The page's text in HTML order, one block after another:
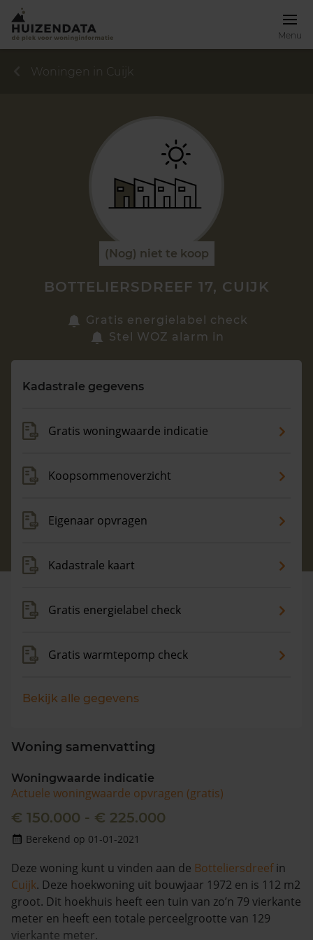
Menu
Zoek een woning
Maandag t/m vrijdag - 08:00 -18:00
Woningen in Cuijk
(Nog) niet te koop
BOTTELIERSDREEF 17, CUIJK
Gratis energielabel check
Stel WOZ alarm in
Kadastrale gegevens
Gratis woningwaarde indicatie
Koopsommenoverzicht
Eigenaar opvragen
Kadastrale kaart
Gratis energielabel check
Gratis warmtepomp check
Bekijk alle gegevens
Woning samenvatting
Woningwaarde indicatie
Actuele woningwaarde opvragen (gratis)
€ 150.000 - € 225.000
Berekend op 01-01-2021
Deze woning kunt u vinden aan de Botteliersdreefin
Cuijk. Deze hoekwoning uit bouwjaar 1972 en is 112 m2
groot. Dit hoekhuis heeft een tuin van zo’n 79 vierkante
meter en heeft een totale perceelgrootte van 129
vierkante meter.